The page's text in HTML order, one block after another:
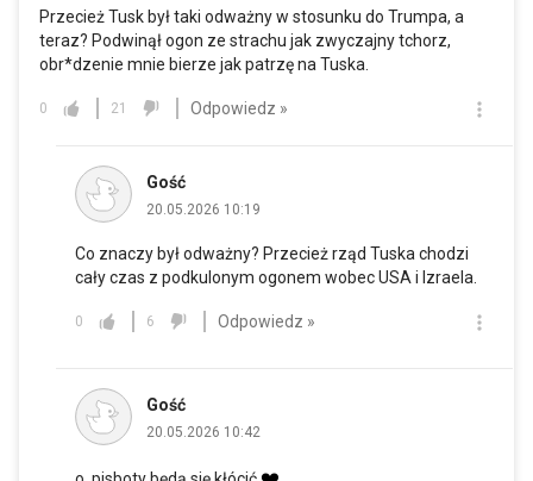
Przecież Tusk był taki odważny w stosunku do Trumpa, a
teraz? Podwinął ogon ze strachu jak zwyczajny tchorz,
obr*dzenie mnie bierze jak patrzę na Tuska.
0 21 Odpowiedz »
Gość
20.05.2026 10:19
Co znaczy był odważny? Przecież rząd Tuska chodzi
cały czas z podkulonym ogonem wobec USA i Izraela.
0 6 Odpowiedz »
Gość
20.05.2026 10:42